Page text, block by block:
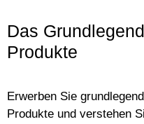
Das
Produkte
Erwerben Sie
Produkte und verstehen